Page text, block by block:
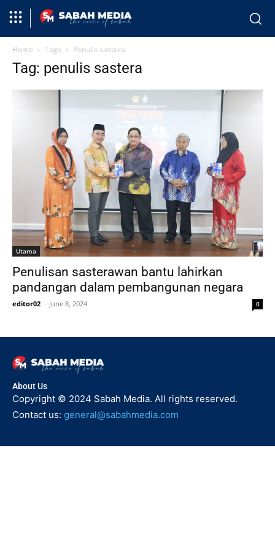
Home Tags Penulis sastera
Tag: penulis sastera
Utama
Penulisan sasterawan bantu lahirkan
pandangan dalam pembangunan negara
editor02 - June 8, 2024 0
About Us
Copyright © 2024 Sabah Media. All rights reserved.
Contact us: general@sabahmedia.com